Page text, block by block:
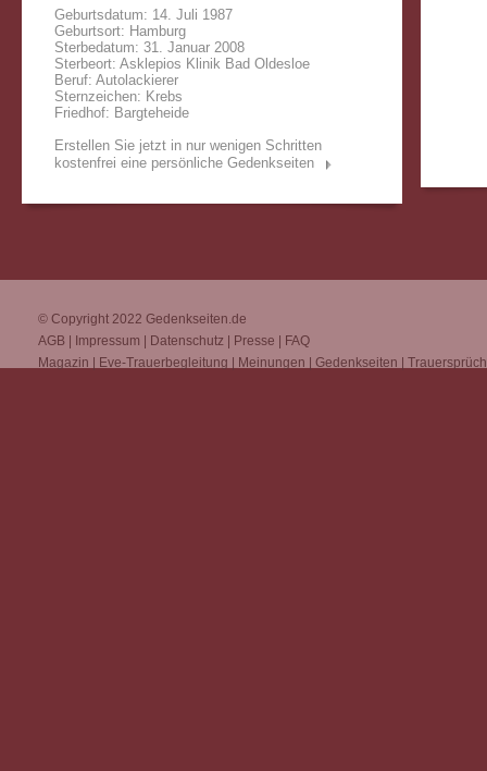
Geburtsdatum: 14. Juli 1987
Geburtsort: Hamburg
Sterbedatum: 31. Januar 2008
Sterbeort: Asklepios Klinik Bad Oldesloe
Beruf: Autolackierer
Sternzeichen: Krebs
Friedhof: Bargteheide
Erstellen Sie jetzt in nur wenigen Schritten
kostenfrei eine persönliche Gedenkseiten
© Copyright 2022 Gedenkseiten.de
AGB
Impressum Datenschutz Presse
FAQ
Magazin
Eve-Trauerbegleitung Meinungen Gedenkseiten